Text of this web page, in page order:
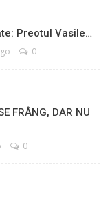
Preotul Vasile…
0
FRÂNG, DAR NU
0